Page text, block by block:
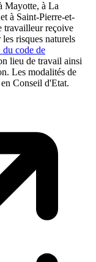
Mayotte, à La
à Saint-Pierre-et-
travailleur reçoive
risques naturels
code de
lieu de travail ainsi
Les modalités de
Conseil d'Etat.